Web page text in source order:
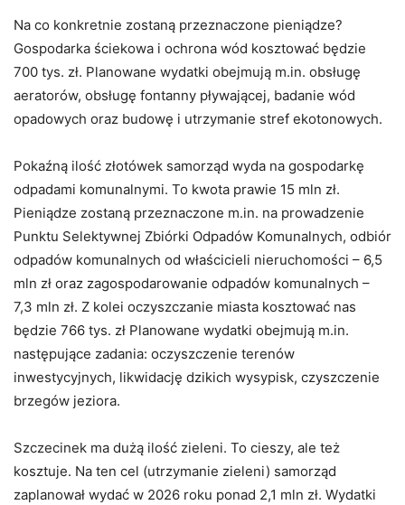
Na co konkretnie zostaną przeznaczone pieniądze?
Gospodarka ściekowa i ochrona wód kosztować będzie
700 tys. zł. Planowane wydatki obejmują m.in. obsługę
aeratorów, obsługę fontanny pływającej, badanie wód
opadowych oraz budowę i utrzymanie stref ekotonowych.
Pokaźną ilość złotówek samorząd wyda na gospodarkę
odpadami komunalnymi. To kwota prawie 15 mln zł.
Pieniądze zostaną przeznaczone m.in. na prowadzenie
Punktu Selektywnej Zbiórki Odpadów Komunalnych, odbiór
odpadów komunalnych od właścicieli nieruchomości – 6,5
mln zł oraz zagospodarowanie odpadów komunalnych –
7,3 mln zł. Z kolei oczyszczanie miasta kosztować nas
będzie 766 tys. zł Planowane wydatki obejmują m.in.
następujące zadania: oczyszczenie terenów
inwestycyjnych, likwidację dzikich wysypisk, czyszczenie
brzegów jeziora.
Szczecinek ma dużą ilość zieleni. To cieszy, ale też
kosztuje. Na ten cel (utrzymanie zieleni) samorząd
zaplanował wydać w 2026 roku ponad 2,1 mln zł. Wydatki